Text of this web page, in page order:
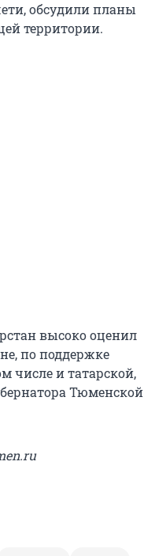
обсудили планы
территории.
высоко оценил
по поддержке
числе и татарской,
Тюменской